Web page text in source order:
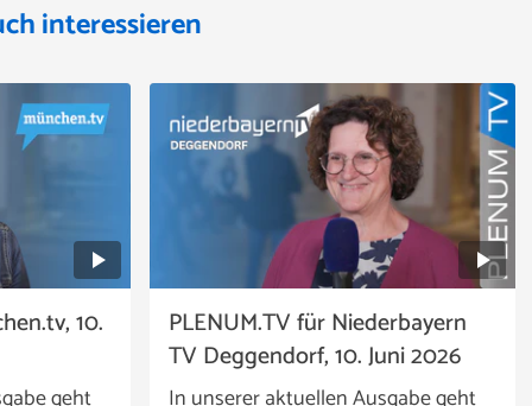
interessieren
10.
geht
PLENUM.TV für Niederbayern
TV Deggendorf, 10. Juni 2026
In unserer aktuellen Ausgabe geht